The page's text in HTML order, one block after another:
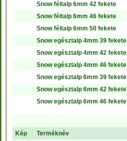
Snow féltalp 6mm 42 fekete
Snow féltalp 6mm 46 fekete
Snow féltalp 6mm 50 fekete
Snow egésztalp 4mm 39 fekete
Snow egésztalp 4mm 42 fekete
Snow egésztalp 4mm 46 fekete
Snow egésztalp 6mm 39 fekete
Snow egésztalp 6mm 42 fekete
Snow egésztalp 6mm 46 fekete
Kép
Terméknév